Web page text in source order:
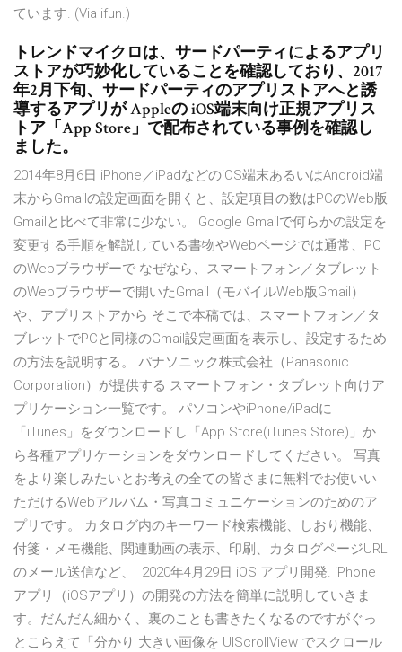
ています. (Via ifun.)
トレンドマイクロは、サードパーティによるアプリ
ストアが巧妙化していることを確認しており、2017
年2月下旬、サードパーティのアプリストアへと誘
導するアプリが Appleの iOS端末向け正規アプリス
トア「App Store」で配布されている事例を確認し
ました。
2014年8月6日 iPhone／iPadなどのiOS端末あるいはAndroid端
末からGmailの設定画面を開くと、設定項目の数はPCのWeb版
Gmailと比べて非常に少ない。 Google Gmailで何らかの設定を
変更する手順を解説している書物やWebページでは通常、PC
のWebブラウザーで なぜなら、スマートフォン／タブレット
のWebブラウザーで開いたGmail（モバイルWeb版Gmail）
や、アプリストアから そこで本稿では、スマートフォン／タ
ブレットでPCと同様のGmail設定画面を表示し、設定するため
の方法を説明する。 パナソニック株式会社（Panasonic
Corporation）が提供する スマートフォン・タブレット向けア
プリケーション一覧です。 パソコンやiPhone/iPadに
「iTunes」をダウンロードし「App Store(iTunes Store)」か
ら各種アプリケーションをダウンロードしてください。 写真
をより楽しみたいとお考えの全ての皆さまに無料でお使いい
ただけるWebアルバム・写真コミュニケーションのためのア
プリです。 カタログ内のキーワード検索機能、しおり機能、
付箋・メモ機能、関連動画の表示、印刷、カタログページURL
のメール送信など、 2020年4月29日 iOS アプリ開発. iPhone
アプリ（iOSアプリ）の開発の方法を簡単に説明していきま
す。だんだん細かく、裏のことも書きたくなるのですがぐっ
とこらえて「分かり 大きい画像を UIScrollView でスクロール